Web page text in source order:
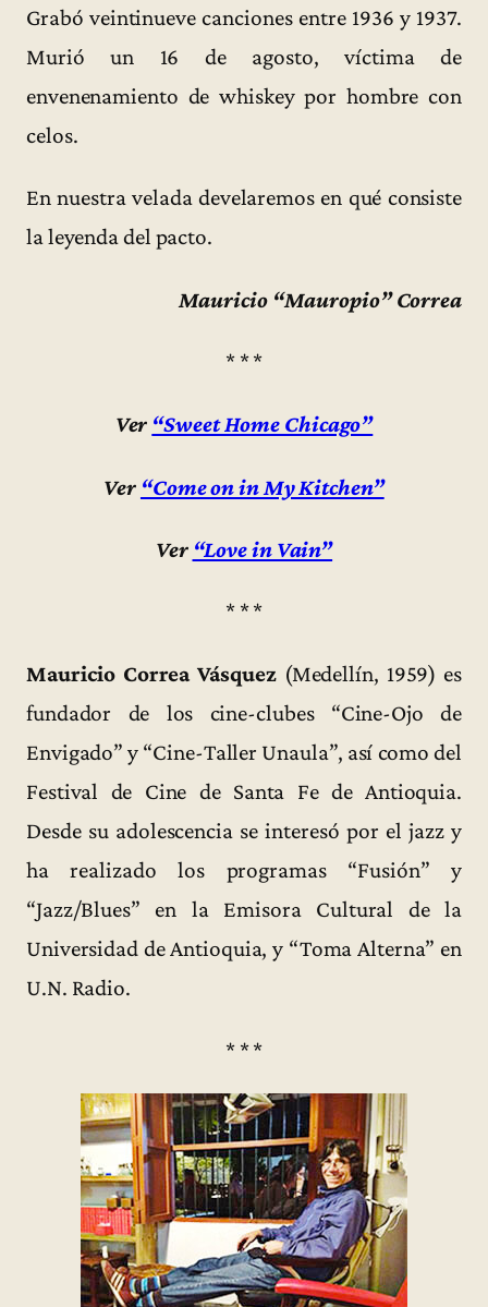
Grabó veintinueve canciones entre 1936 y 1937.
Murió un 16 de agosto, víctima de
envenenamiento de whiskey por hombre con
celos.
En nuestra velada develaremos en qué consiste
la leyenda del pacto.
Mauricio “Mauropio” Correa
* * *
Ver “Sweet Home Chicago”
Ver “Come on in My Kitchen”
Ver “Love in Vain”
* * *
Mauricio Correa Vásquez(Medellín, 1959) es
fundador de los cine-clubes “Cine-Ojo de
Envigado” y “Cine-Taller Unaula”, así como del
Festival de Cine de Santa Fe de Antioquia.
Desde su adolescencia se interesó por el jazz y
ha realizado los programas “Fusión” y
“Jazz/Blues” en la Emisora Cultural de la
Universidad de Antioquia, y “Toma Alterna” en
U.N. Radio.
* * *